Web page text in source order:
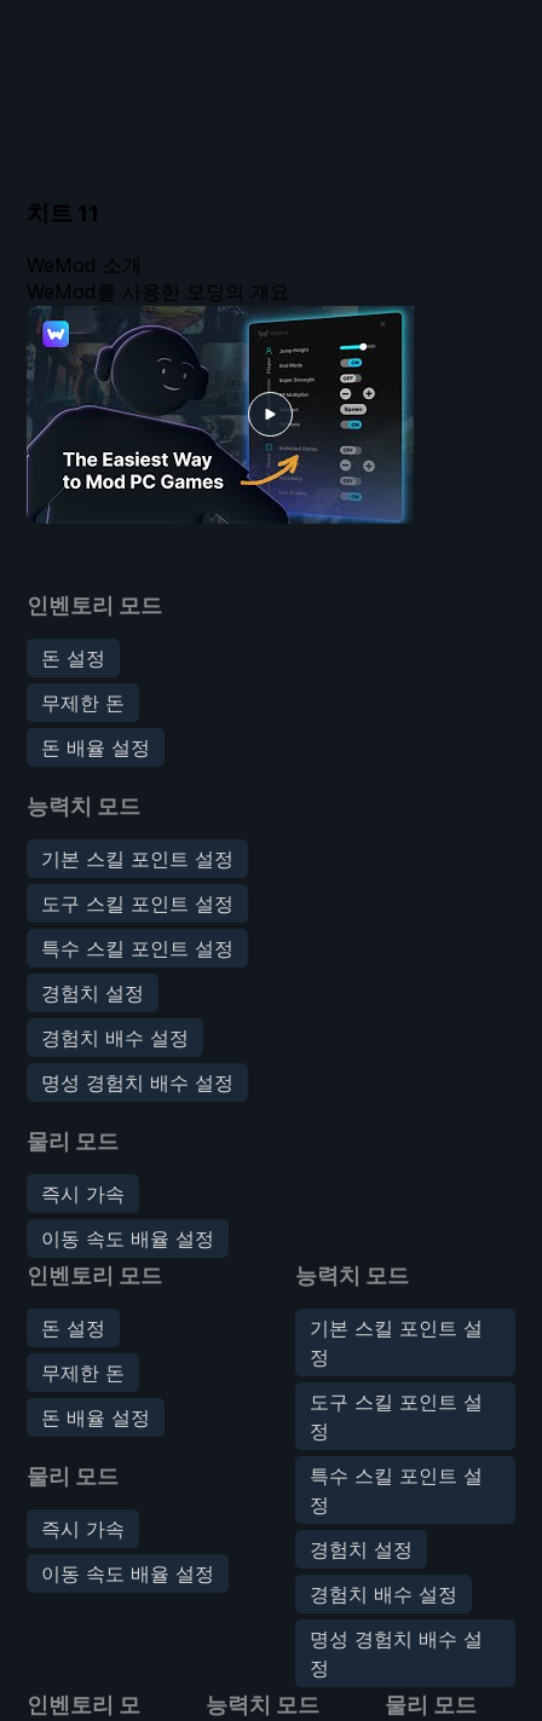
치트 11
인벤토리 모드
돈 설정
무제한 돈
돈 배율 설정
능력치 모드
기본 스킬 포인트 설정
도구 스킬 포인트 설정
특수 스킬 포인트 설정
경험치 설정
경험치 배수 설정
명성 경험치 배수 설정
물리 모드
즉시 가속
이동 속도 배율 설정
인벤토리 모드
돈 설정
무제한 돈
돈 배율 설정
물리 모드
즉시 가속
이동 속도 배율 설정
능력치 모드
기본 스킬 포인트 설
정
도구 스킬 포인트 설
정
특수 스킬 포인트 설
정
경험치 설정
경험치 배수 설정
명성 경험치 배수 설
정
인벤토리 모
능력치 모드 물리 모드
WeMod 소개
WeMod를 사용한 모딩의 개요